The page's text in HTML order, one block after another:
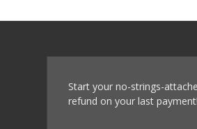
Start your no-strings-
refund on your last payment!